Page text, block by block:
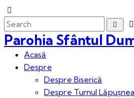
Parohia Sfântul
Acasă
Despre
Despre Biserică
Despre Turnul